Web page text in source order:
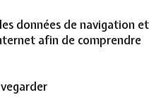
données de navigation et
afin de comprendre